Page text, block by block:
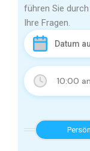
10:00
führen Sie
Ihre Fragen.